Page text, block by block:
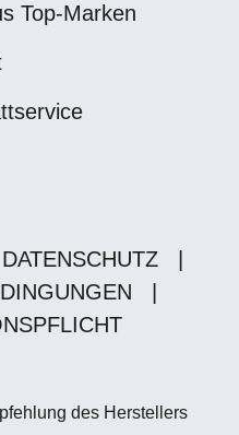
Top-Marken
DATENSCHUTZ
des Herstellers